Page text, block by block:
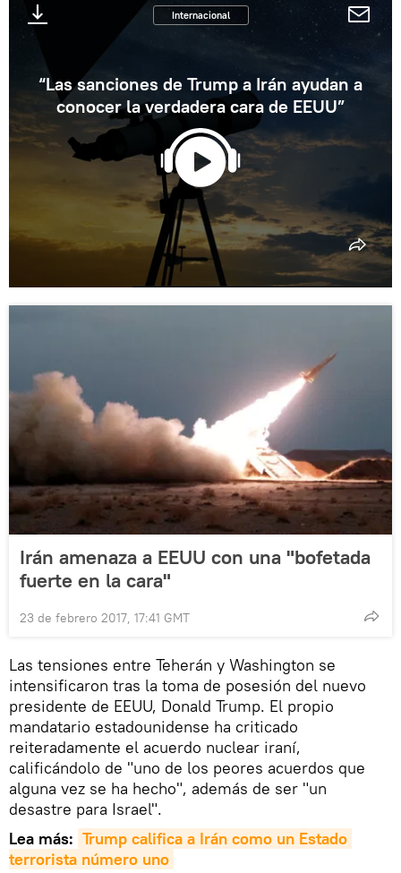
Internacional
“Las sanciones de Trump a Irán ayudan a
conocer la verdadera cara de EEUU”
Irán amenaza a EEUU con una "bofetada
fuerte en la cara"
23 de febrero 2017, 17:41 GMT
Las tensiones entre Teherán y Washington se
intensificaron tras la toma de posesión del nuevo
presidente de EEUU, Donald Trump. El propio
mandatario estadounidense ha criticado
reiteradamente el acuerdo nuclear iraní,
calificándolo de "uno de los peores acuerdos que
alguna vez se ha hecho", además de ser "un
desastre para Israel".
Lea más: Trump califica a Irán como un Estado
terrorista número uno